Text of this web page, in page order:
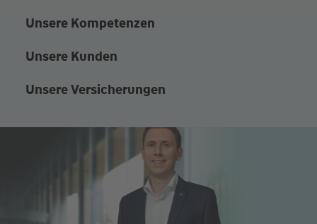
Unsere Kompetenzen
Unsere Kunden
Unsere Versicherungen